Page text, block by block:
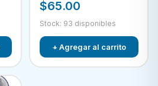
$65.00
Stock: 93 disponibles
+ Agregar al carrito